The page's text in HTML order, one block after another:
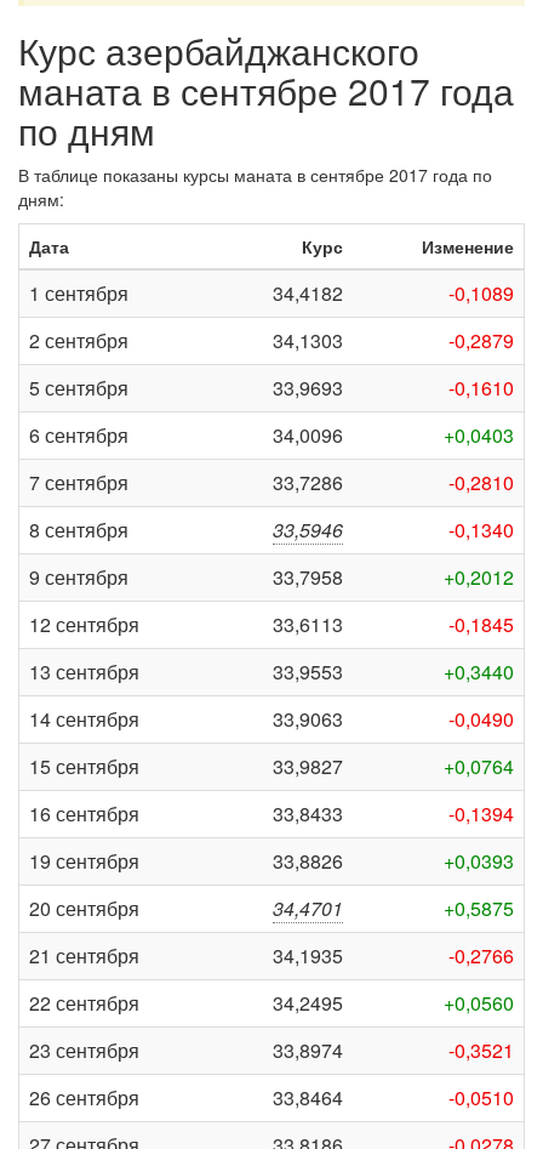
Курс азербайджанского
маната в сентябре 2017 года
по дням
В таблице показаны курсы маната в сентябре 2017 года по
дням:
Дата
Курс Изменение
1 сентября 34,4182
-0,1089
2 сентября
34,1303
-0,2879
5 сентября
33,9693
-0,1610
6 сентября
34,0096
+0,0403
7 сентября
33,7286
-0,2810
8 сентября
33,5946
-0,1340
9 сентября
33,7958
+0,2012
12 сентября
33,6113
-0,1845
13 сентября
33,9553
+0,3440
14 сентября
33,9063
-0,0490
15 сентября
33,9827
+0,0764
16 сентября
33,8433
-0,1394
19 сентября
33,8826
+0,0393
20 сентября
34,4701
+0,5875
21 сентября
34,1935
-0,2766
22 сентября
34,2495
+0,0560
23 сентября
33,8974
-0,3521
26 сентября
33,8464
-0,0510